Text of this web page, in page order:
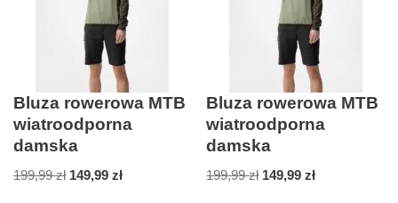
Bluza rowerowa MTB
wiatroodporna
damska
199,99zł 149,99 zł
Bluza rowerowa MTB
wiatroodporna
damska
199,99zł 149,99zł